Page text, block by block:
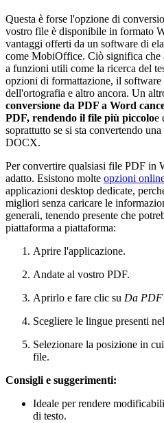
Questa è forse l'opzione di
vostro file è disponibile in formato
vantaggi offerti da un software di
come MobiOffice. Ciò significa che
a funzioni utili come la ricerca del
opzioni di formattazione, il software
dell'ortografia e altro ancora. Un
conversione da PDF a Word
PDF, rendendo il file più piccoloe
soprattutto se si sta convertendo
DOCX.
Per convertire qualsiasi file PDF in
adatto. Esistono molte opzioni
applicazioni desktop dedicate,
migliori senza caricare le
generali, tenendo presente che
piattaforma a piattaforma:
Aprire l'applicazione.
Andate al vostro PDF.
Aprirlo e fare clic su Da PDF
Scegliere le lingue presenti
Selezionare la posizione in
file.
Consigli e suggerimenti:
Ideale per rendere
di testo.